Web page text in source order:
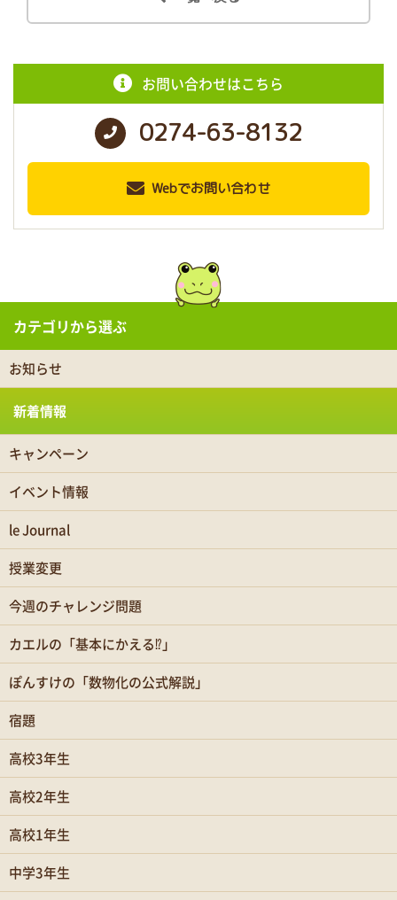
お問い合わせはこちら
0274-63-8132
Webでお問い合わせ
カテゴリから選ぶ
お知らせ
新着情報
キャンペーン
イベント情報
le Journal
授業変更
今週のチャレンジ問題
カエルの「基本にかえる⁉」
ぽんすけの「数物化の公式解説」
宿題
高校3年生
高校2年生
高校1年生
中学3年生